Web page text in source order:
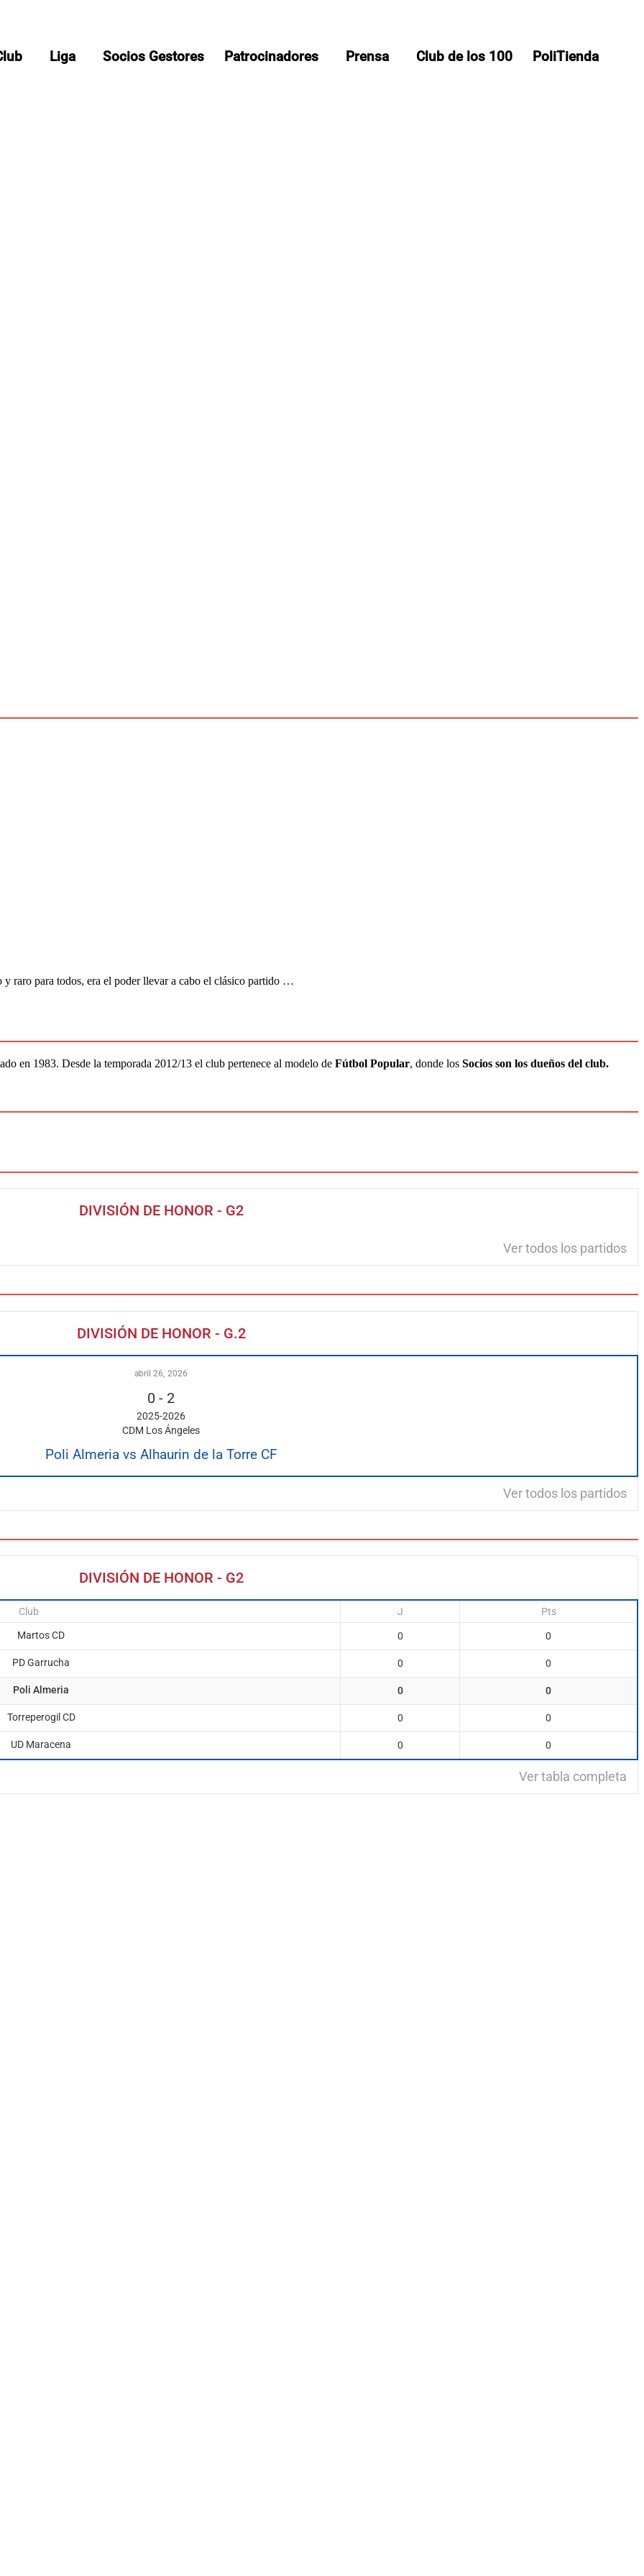
Liga Socios Gestores Patrocinadores Prensa Club de los 100 PoliTienda
y raro para todos, era el poder llevar a cabo el clásico partido …
en 1983. Desde la temporada 2012/13 el club pertenece al modelo de Fútbol Popular, donde los Socios son los dueños del club.
DIVISIÓN DE HONOR - G2
Ver todos los partidos
DIVISIÓN DE HONOR - G.2
abril 26, 2026
0 - 2
2025-2026
CDM Los Ángeles
Poli Almeria vs Alhaurin de la Torre CF
Ver todos los partidos
DIVISIÓN DE HONOR - G2
Club J Pts
Martos CD 0 0
PD Garrucha 0 0
Poli Almeria 0 0
Torreperogil CD 0 0
UD Maracena 0 0
Ver tabla completa